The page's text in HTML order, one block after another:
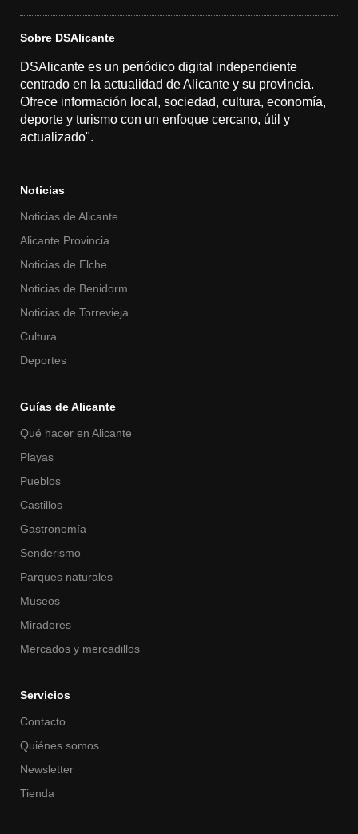
Sobre DSAlicante
DSAlicante es un periódico digital independiente
centrado en la actualidad de Alicante y su provincia.
Ofrece información local, sociedad, cultura, economía,
deporte y turismo con un enfoque cercano, útil y
actualizado".
Noticias
Noticias de Alicante
Alicante Provincia
Noticias de Elche
Noticias de Benidorm
Noticias de Torrevieja
Cultura
Deportes
Guías de Alicante
Qué hacer en Alicante
Playas
Pueblos
Castillos
Gastronomía
Senderismo
Parques naturales
Museos
Miradores
Mercados y mercadillos
Servicios
Contacto
Quiénes somos
Newsletter
Tienda